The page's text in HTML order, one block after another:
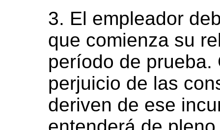
3. El empleador
que comienza su
período de
perjuicio de las
deriven de ese